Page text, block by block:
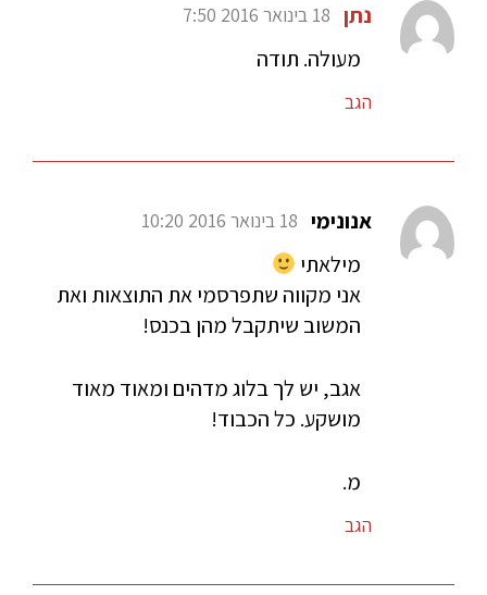
נתן 18 בינואר 2016 7:50
מעולה. תודה
הגב
אנונימי 18 בינואר 2016 10:20
מילאתי
אני מקווה שתפרסמי את התוצאות ואת
המשוב שיתקבל מהן בכנס!
אגב, יש לך בלוג מדהים ומאוד מאוד
מושקע. כל הכבוד!
מ.
הגב